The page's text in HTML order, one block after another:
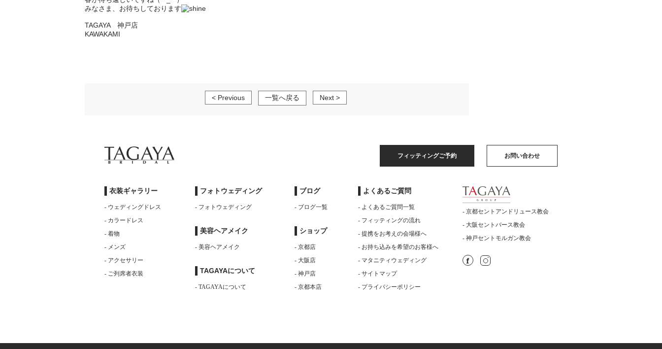
みなさま、お待ちしております
TAGAYA 神戸店
KAWAKAMI
< Previous 一覧へ戻る Next >
フィッティングご予約 お問い合わせ
衣装ギャラリー
- ウェディングドレス
- カラードレス
- 着物
- メンズ
- アクセサリー
- ご列席者衣装
フォトウェディング
- フォトウェディング
美容ヘアメイク
- 美容ヘアメイク
TAGAYAについて
- TAGAYAについて
ブログ
- ブログ一覧
ショップ
- 京都店
- 大阪店
- 神戸店
- 京都本店
よくあるご質問
- よくあるご質問一覧
- フィッティングの流れ
- 提携をお考えの会場様へ
- お持ち込みを希望のお客様へ
- マタニティウェディング
- サイトマップ
- プライバシーポリシー
- 京都セントアンドリュース教会
- 大阪セントバース教会
- 神戸セントモルガン教会